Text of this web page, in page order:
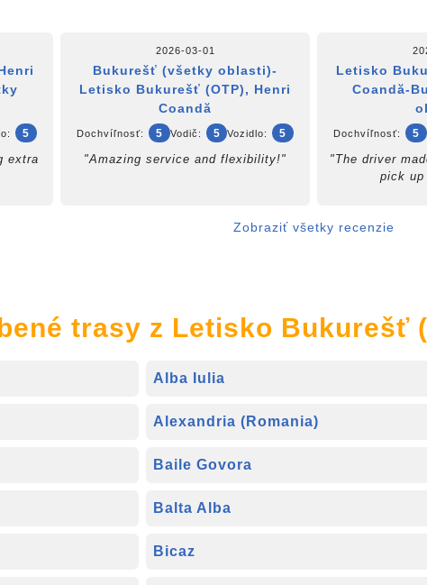
5
extra
2026-03-01
Bukurešť (všetky oblasti)-
Letisko Bukurešť (OTP), Henri
Coandă
Dochvíľnosť: 5 Vodič: 5 Vozidlo: 5
"Amazing service and flexibility!"
Letisko
Coandă-
Dochvíľnosť: 5
"The driver
pick
Zobraziť všetky recenzie
trasy z Letisko Bukurešť
Alba Iulia
Alexandria (Romania)
Baile Govora
Balta Alba
Bicaz